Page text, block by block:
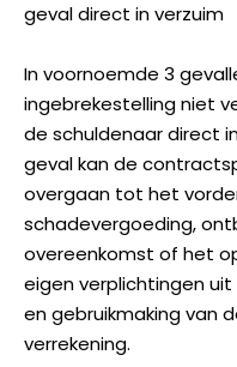
geval direct in verzuim
In voornoemde 3
ingebrekestelling niet
de schuldenaar direct
geval kan de
overgaan tot het
schadevergoeding,
overeenkomst of het
eigen verplichtingen
en gebruikmaking van
verrekening.